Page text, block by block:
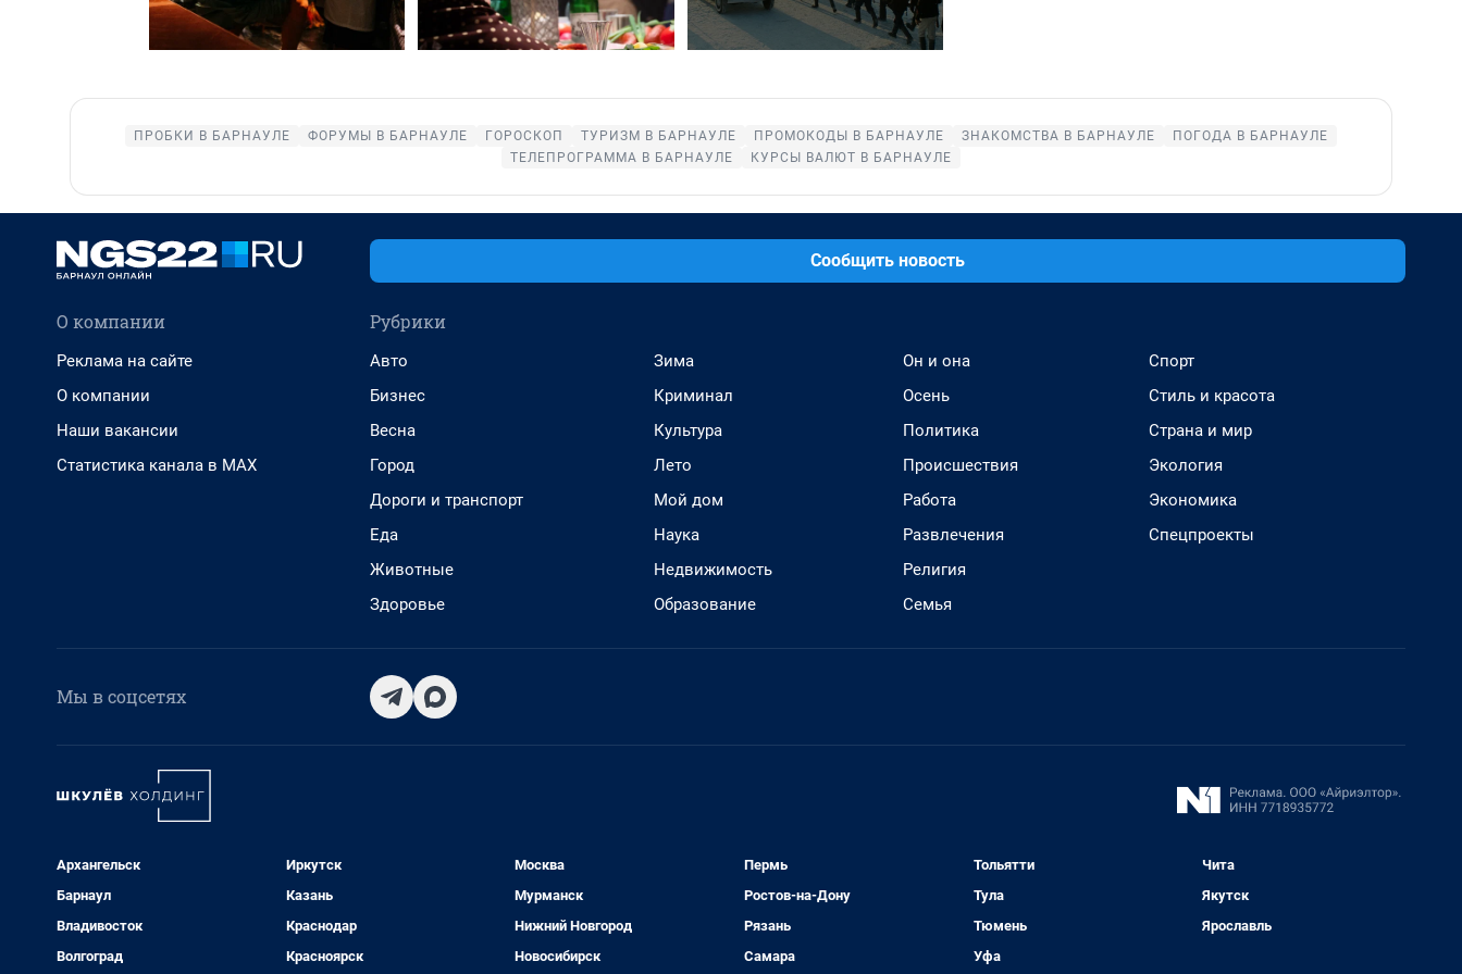
ПРОБКИ В БАРНАУЛЕ ФОРУМЫ В БАРНАУЛЕ ГОРОСКОП ТУРИЗМ В БАРНАУЛЕ ПРОМОКОДЫ В БАРНАУЛЕ ЗНАКОМСТВА В БАРНАУЛЕ
ПОГОДА В БАРНАУЛЕ
ТЕЛЕПРОГРАММА В БАРНАУЛЕ
КУРСЫ ВАЛЮТ В БАРНАУЛЕ
Сообщить новость
О компании
Реклама на сайте
О компании
Наши вакансии
Статистика канала в MAX
Рубрики
Авто
Бизнес
Весна
Город
Дороги и транспорт
Еда
Животные
Здоровье
Зима
Криминал
Культура
Лето
Мой дом
Наука
Недвижимость
Образование
Он и она
Осень
Политика
Происшествия
Работа
Развлечения
Религия
Семья
Спорт
Стиль и красота
Страна и мир
Экология
Экономика
Спецпроекты
Мы в соцсетях
Архангельск
Барнаул
Владивосток
Волгоград
Иркутск
Казань
Краснодар
Красноярск
Москва
Мурманск
Нижний Новгород
Новосибирск
Пермь
Ростов-на-Дону
Рязань
Самара
Тольятти
Тула
Тюмень
Уфа
Чита
Якутск
Ярославль